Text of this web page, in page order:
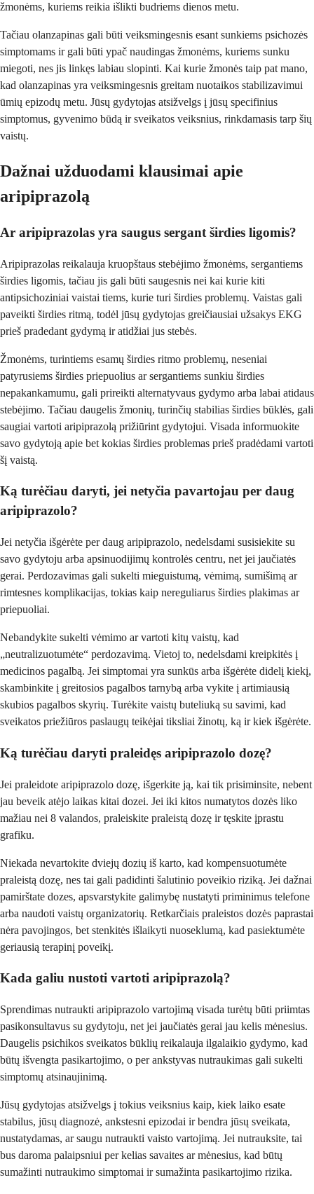
žmonėms, kuriems reikia išlikti budriems dienos metu.
Tačiau olanzapinas gali būti veiksmingesnis esant sunkiems psichozės
simptomams ir gali būti ypač naudingas žmonėms, kuriems sunku
miegoti, nes jis linkęs labiau slopinti. Kai kurie žmonės taip pat mano,
kad olanzapinas yra veiksmingesnis greitam nuotaikos stabilizavimui
ūmių epizodų metu. Jūsų gydytojas atsižvelgs į jūsų specifinius
simptomus, gyvenimo būdą ir sveikatos veiksnius, rinkdamasis tarp šių
vaistų.
Dažnai užduodami klausimai apie
aripiprazolą
Ar aripiprazolas yra saugus sergant širdies ligomis?
Aripiprazolas reikalauja kruopštaus stebėjimo žmonėms, sergantiems
širdies ligomis, tačiau jis gali būti saugesnis nei kai kurie kiti
antipsichoziniai vaistai tiems, kurie turi širdies problemų. Vaistas gali
paveikti širdies ritmą, todėl jūsų gydytojas greičiausiai užsakys EKG
prieš pradedant gydymą ir atidžiai jus stebės.
Žmonėms, turintiems esamų širdies ritmo problemų, neseniai
patyrusiems širdies priepuolius ar sergantiems sunkiu širdies
nepakankamumu, gali prireikti alternatyvaus gydymo arba labai atidaus
stebėjimo. Tačiau daugelis žmonių, turinčių stabilias širdies būklės, gali
saugiai vartoti aripiprazolą prižiūrint gydytojui. Visada informuokite
savo gydytoją apie bet kokias širdies problemas prieš pradėdami vartoti
šį vaistą.
Ką turėčiau daryti, jei netyčia pavartojau per daug
aripiprazolo?
Jei netyčia išgėrėte per daug aripiprazolo, nedelsdami susisiekite su
savo gydytoju arba apsinuodijimų kontrolės centru, net jei jaučiatės
gerai. Perdozavimas gali sukelti mieguistumą, vėmimą, sumišimą ar
rimtesnes komplikacijas, tokias kaip nereguliarus širdies plakimas ar
priepuoliai.
Nebandykite sukelti vėmimo ar vartoti kitų vaistų, kad
„neutralizuotumėte“ perdozavimą. Vietoj to, nedelsdami kreipkitės į
medicinos pagalbą. Jei simptomai yra sunkūs arba išgėrėte didelį kiekį,
skambinkite į greitosios pagalbos tarnybą arba vykite į artimiausią
skubios pagalbos skyrių. Turėkite vaistų buteliuką su savimi, kad
sveikatos priežiūros paslaugų teikėjai tiksliai žinotų, ką ir kiek išgėrėte.
Ką turėčiau daryti praleidęs aripiprazolo dozę?
Jei praleidote aripiprazolo dozę, išgerkite ją, kai tik prisiminsite, nebent
jau beveik atėjo laikas kitai dozei. Jei iki kitos numatytos dozės liko
mažiau nei 8 valandos, praleiskite praleistą dozę ir tęskite įprastu
grafiku.
Niekada nevartokite dviejų dozių iš karto, kad kompensuotumėte
praleistą dozę, nes tai gali padidinti šalutinio poveikio riziką. Jei dažnai
pamirštate dozes, apsvarstykite galimybę nustatyti priminimus telefone
arba naudoti vaistų organizatorių. Retkarčiais praleistos dozės paprastai
nėra pavojingos, bet stenkitės išlaikyti nuoseklumą, kad pasiektumėte
geriausią terapinį poveikį.
Kada galiu nustoti vartoti aripiprazolą?
Sprendimas nutraukti aripiprazolo vartojimą visada turėtų būti priimtas
pasikonsultavus su gydytoju, net jei jaučiatės gerai jau kelis mėnesius.
Daugelis psichikos sveikatos būklių reikalauja ilgalaikio gydymo, kad
būtų išvengta pasikartojimo, o per ankstyvas nutraukimas gali sukelti
simptomų atsinaujinimą.
Jūsų gydytojas atsižvelgs į tokius veiksnius kaip, kiek laiko esate
stabilus, jūsų diagnozė, ankstesni epizodai ir bendra jūsų sveikata,
nustatydamas, ar saugu nutraukti vaisto vartojimą. Jei nutrauksite, tai
bus daroma palaipsniui per kelias savaites ar mėnesius, kad būtų
sumažinti nutraukimo simptomai ir sumažinta pasikartojimo rizika.